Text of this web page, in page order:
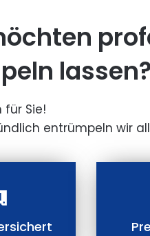
lassen?
Sie!
entrümpeln wir